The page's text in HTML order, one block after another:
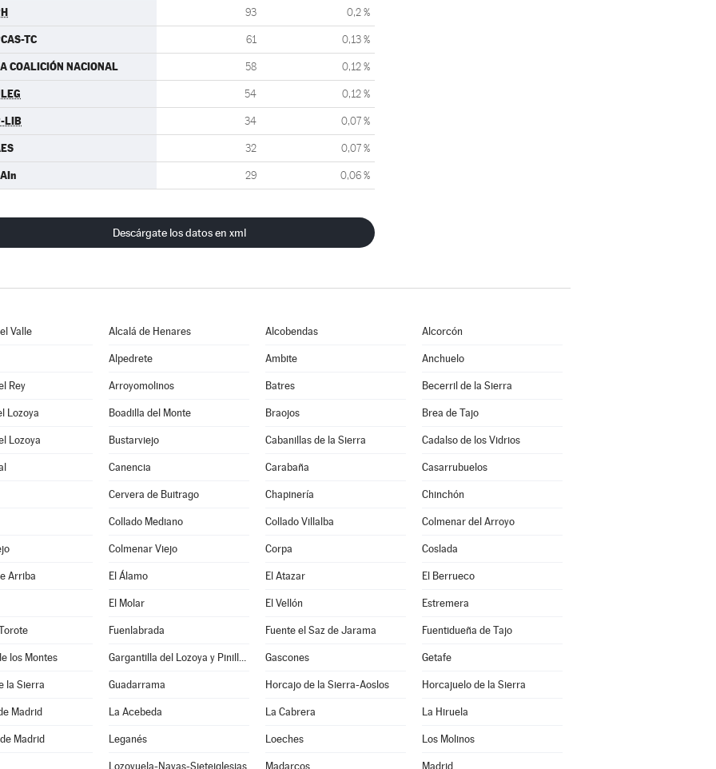
93 0,2 %
TC 61 0,13 %
COALICIÓN NACIONAL 58 0,12 %
54 0,12 %
LIB 34 0,07 %
32 0,07 %
29 0,06 %
Descárgate los datos en xml
Valle Alcalá de Henares Alcobendas Alcorcón
Alpedrete Ambite Anchuelo
Rey Arroyomolinos Batres Becerril de la Sierra
Lozoya Boadilla del Monte Braojos Brea de Tajo
Lozoya Bustarviejo Cabanillas de la Sierra Cadalso de los Vidrios
Canencia Carabaña Casarrubuelos
Cervera de Buitrago Chapinería Chinchón
Collado Mediano Collado Villalba Colmenar del Arroyo
Colmenar Viejo Corpa Coslada
Arriba El Álamo El Atazar El Berrueco
El Molar El Vellón Estremera
Fuenlabrada Fuente el Saz de Jarama Fuentidueña de Tajo
los Montes Gargantilla del Lozoya y Pinilla de Buitrago Gascones Getafe
la Sierra Guadarrama Horcajo de la Sierra-Aoslos Horcajuelo de la Sierra
Madrid La Acebeda La Cabrera La Hiruela
Madrid Leganés Loeches Los Molinos
Lozoyuela-Navas-Sieteiglesias Madarcos Madrid